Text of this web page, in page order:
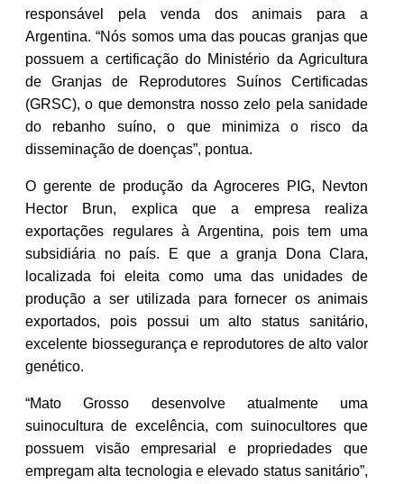
responsável pela venda dos animais para a
Argentina. “Nós somos uma das poucas granjas que
possuem a certificação do Ministério da Agricultura
de Granjas de Reprodutores Suínos Certificadas
(GRSC), o que demonstra nosso zelo pela sanidade
do rebanho suíno, o que minimiza o risco da
disseminação de doenças”, pontua.
O gerente de produção da Agroceres PIG, Nevton
Hector Brun, explica que a empresa realiza
exportações regulares à Argentina, pois tem uma
subsidiária no país. E que a granja Dona Clara,
localizada foi eleita como uma das unidades de
produção a ser utilizada para fornecer os animais
exportados, pois possui um alto status sanitário,
excelente biossegurança e reprodutores de alto valor
genético.
“Mato Grosso desenvolve atualmente uma
suinocultura de excelência, com suinocultores que
possuem visão empresarial e propriedades que
empregam alta tecnologia e elevado status sanitário”,